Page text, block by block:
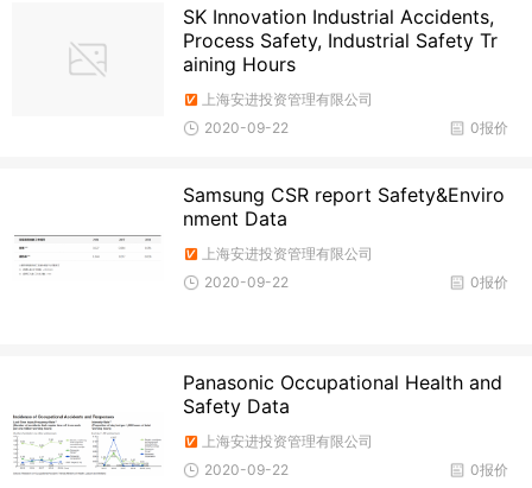
SK Innovation Industrial Accidents,
Process Safety, Industrial Safety Tr
aining Hours
上海安进投资管理有限公司
0报价
2020-09-22
Samsung CSR report Safety&Enviro
nment Data
上海安进投资管理有限公司
0报价
2020-09-22
Panasonic Occupational Health and
Safety Data
上海安进投资管理有限公司
0报价
2020-09-22